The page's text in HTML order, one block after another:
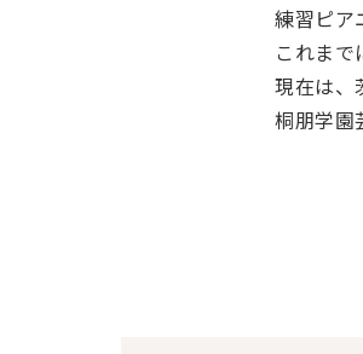
練習ピア
これまで
現在は、
桐朋学園